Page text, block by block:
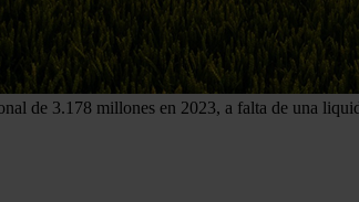
de 3.178 millones en 2023, a falta de una